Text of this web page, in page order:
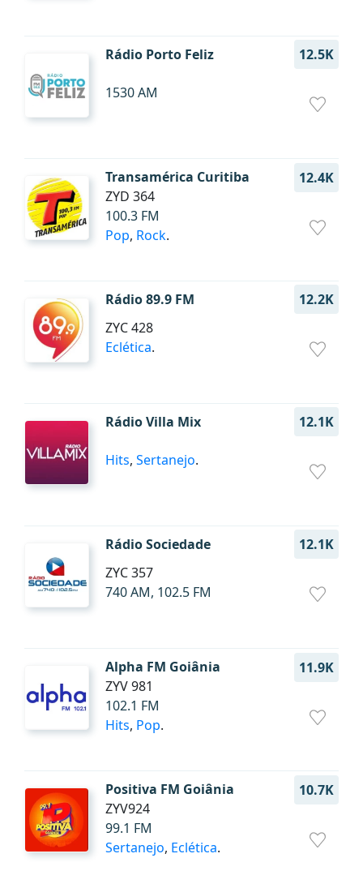
Rádio Porto Feliz 12.5K
1530 AM
Transamérica Curitiba
12.4K
ZYD 364
100.3 FM
Pop, Rock.
Rádio 89.9 FM
12.2K
ZYC 428
Eclética.
Rádio Villa Mix 12.1K
Hits, Sertanejo.
Rádio Sociedade
12.1K
ZYC 357
740 AM, 102.5 FM
Alpha FM Goiânia
11.9K
ZYV 981
102.1 FM
Hits, Pop.
Positiva FM Goiânia
10.7K
ZYV924
99.1 FM
Sertanejo, Eclética.